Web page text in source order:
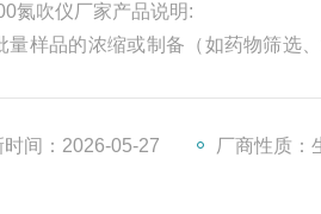
氮吹仪厂家产品说明:
量样品的浓缩或制备（如药物筛选
时间：2026-05-27 厂商性质：